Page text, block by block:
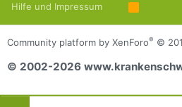
Hilfe und Impressum
R
S
S
Community platform by XenForo® ©
© 2002-2026